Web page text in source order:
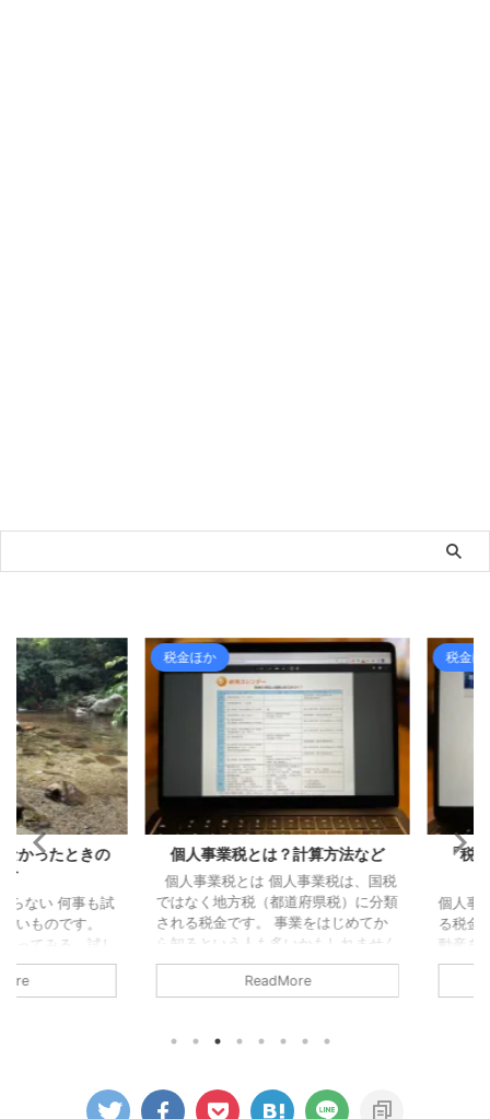
たときの
何事も試
のです。
みる、試し
います。
らやらない
税金ほか
個人事業税とは？計算方法など
個人事業税とは 個人事業税は、国税
ではなく地方税（都道府県税）に分類
される税金です。 事業をはじめてか
ら知るという人も多いかもしれません
が、個人事業税は所得税、住民税、消
費税とあわせて計算することになりま
は、別途「事業税」の申告書を提出す
得 事業税と名前についていますが、
個人事業主すべてに課税されるわけで
ReadMore
税金ほか
「税金」
個人事業主
る税金も様
動産を所有
ら、ほぼ毎